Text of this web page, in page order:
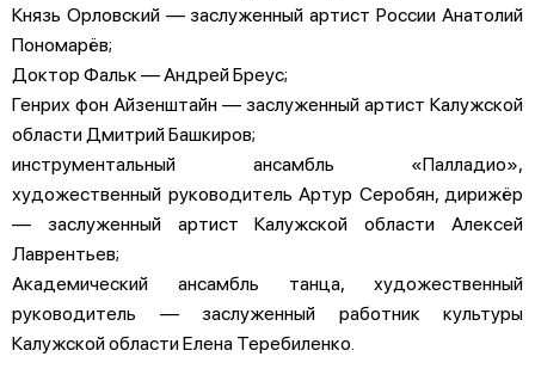
Князь Орловский — заслуженный артист России Анатолий
Пономарёв;
Доктор Фальк — Андрей Бреус;
Генрих фон Айзенштайн — заслуженный артист Калужской
области Дмитрий Башкиров;
инструментальный ансамбль «Палладио»,
художественный руководитель Артур Серобян, дирижёр
— заслуженный артист Калужской области Алексей
Лаврентьев;
Академический ансамбль танца, художественный
руководитель — заслуженный работник культуры
Калужской области Елена Теребиленко.